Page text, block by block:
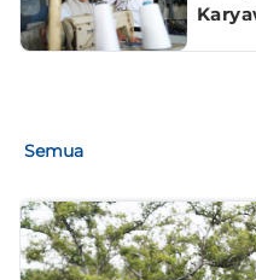
Semua